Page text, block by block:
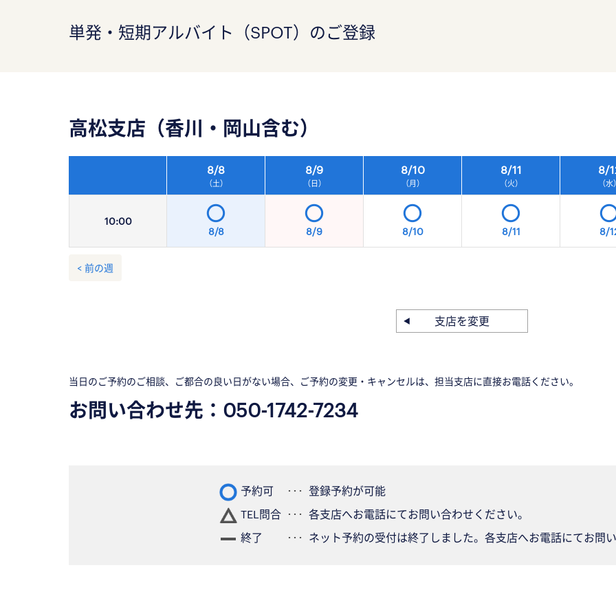
単発・短期アルバイト（SPOT）のご登録
高松支店（香川・岡山含む）
10:00
8/8
（土）
8/9
（日）
8/10
（月）
8/11
（火）
8/
（水）
8/8 8/9 8/10 8/11 8/
< 前の週
支店を変更
当日のご予約のご相談、ご都合の良い日がない場合、ご予約の変更・キャンセルは、担当支店に直接お電話ください。
お問い合わせ先： 050-1742-7234
予約可
登録予約が可能
TEL問合
各支店へお電話にてお問い合わせください。
終了
ネット予約の受付は終了しました。各支店へお電話にてお問い